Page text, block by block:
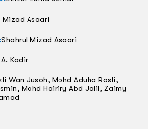
Mizad Asaari
Shahrul Mizad Asaari
Kadir
Wan Jusoh, Mohd Aduha Rosli,
Mohd Hairiry Abd Jalil, Zaimy